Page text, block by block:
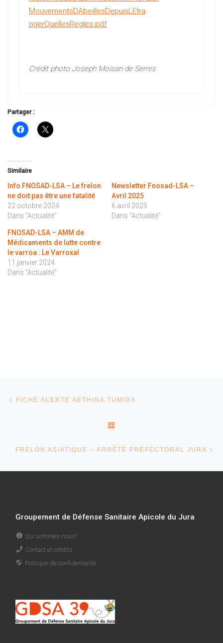
MouvementsDAbeillesDepuisLEtra
ngerQuellesRegles.pdf
Crédit photo Joseph Moisan de Serres
Partager :
Similaire
Info FNOSAD-LSA – Le frelon
ne doit pas être une fatalité
22 octobre 2024
Dans "Actualité"
Newsletter Fnosad-LSA –
Avril 2025
6 avril 2025
Dans "Actualité"
FNOSAD-LSA – AMM de
Médicaments de lutte contre
le varroa : Le Varroxal
11 janvier 2024
Dans "Actualité"
Parcourir les articles
FICHE ALERTE AETHINA TUMIDA
FRELON ASIATIQUE – ARRÊTÉ PRÉFECTORAL JURA
Groupement de Défense Sanitaire Apicole du Jura
Qui sommes-nous?
Contact et crédits
Politique de confidentialité